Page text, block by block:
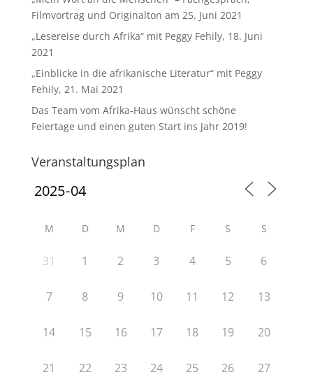
Filmvortrag und Originalton am 25. Juni 2021
„Lesereise durch Afrika“ mit Peggy Fehily, 18. Juni
2021
„Einblicke in die afrikanische Literatur“ mit Peggy
Fehily, 21. Mai 2021
Das Team vom Afrika-Haus wünscht schöne
Feiertage und einen guten Start ins Jahr 2019!
Veranstaltungsplan
M D M D F S S
31 1 2 3 4 5 6
7 8 9 10 11 12 13
14 15 16 17 18 19 20
21 22 23 24 25 26 27